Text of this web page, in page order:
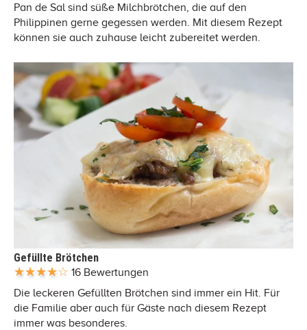
Pan de Sal sind süße Milchbrötchen, die auf den
Philippinen gerne gegessen werden. Mit diesem Rezept
können sie auch zuhause leicht zubereitet werden.
Gefüllte Brötchen
16 Bewertungen
Die leckeren Gefüllten Brötchen sind immer ein Hit. Für
die Familie aber auch für Gäste nach diesem Rezept
immer was besonderes.